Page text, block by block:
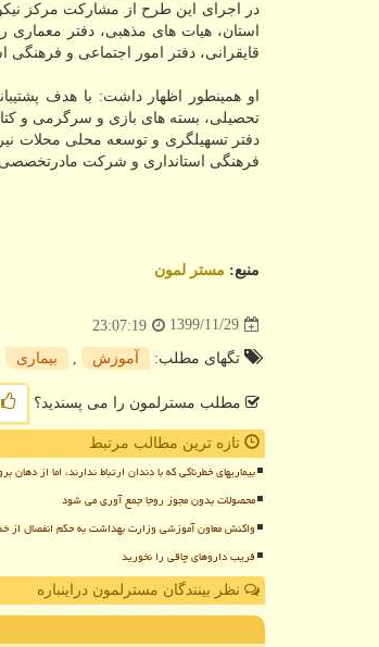
در اجرای این طرح از مشارکت مرکز
استان، هیات های مذهبی، دفتر معماری
قایقرانی، دفتر امور اجتماعی و فرهنگی
او همینطور اظهار داشت: با هدف
تحصیلی، بسته های بازی و سرگرمی و
دفتر تسهیلگری و توسعه محلی محلات
فرهنگی استانداری و شرکت مادرتخصصی نقش کلیک
منبع: مستر لمون
1399/11/29
23:07:19
تگهای مطلب: آموزش بیماری
مطلب مسترلمون را می پسندید؟
تازه ترین مطالب مرتبط
بیماریهای خطرناکی که با دندان ارتباط ندارند، اما از دهان
محصولات بدون مجوز روجا جمع آوری می شود
واکنش معاون آموزشی وزارت بهداشت به حکم انفصال از
فریب داروهای چاقی را نخورید
نظر بینندگان مسترلمون دراینباره